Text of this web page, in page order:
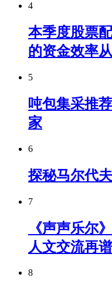
4
本季度股票
的资金效率
5
吨包集采推
家
6
探秘马尔代
7
《声声乐尔
人文交流再
8